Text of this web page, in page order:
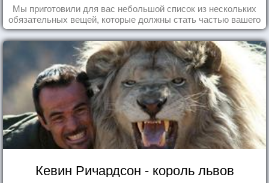
Мы приготовили для вас небольшой список из нескольких
обязательных вещей, которые должны стать частью вашего
дня.
Кевин Ричардсон - король львов